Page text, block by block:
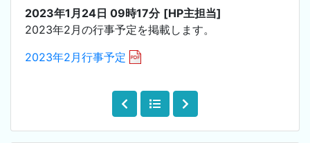
2023年1月24日 09時17分 [HP主担当]
2023年2月の行事予定を掲載します。
2023年2月行事予定